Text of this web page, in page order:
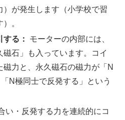
）が発生します（小学校で習
。
る：
モーターの内部には、
磁石」も入っています。コイ
磁力と、永久磁石の磁力が「N
N極同士で反発する」という
い・反発する力を連続的にコ